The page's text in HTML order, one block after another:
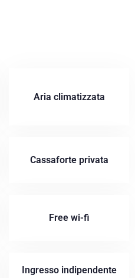
Aria climatizzata
Cassaforte privata
Free wi-fi
Ingresso indipendente